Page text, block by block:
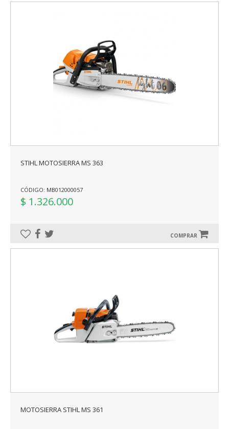
STIHL MOTOSIERRA MS 363
CÓDIGO: MB012000057
$ 1.326.000
COMPRAR
MOTOSIERRA STIHL MS 361